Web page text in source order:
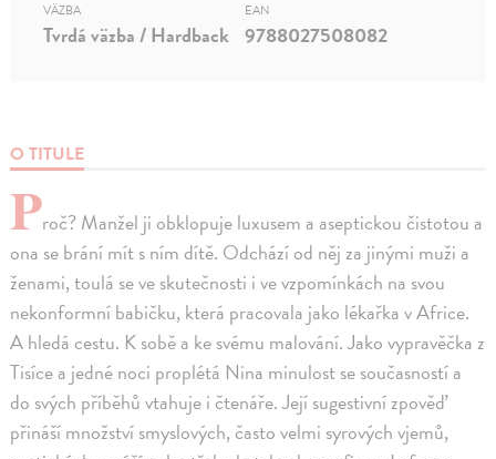
O TITULE
Proč? Manžel ji obklopuje luxusem a aseptickou čistotou a
ona se brání mít s ním dítě. Odchází od něj za jinými muži a
ženami, toulá se ve skutečnosti i ve vzpomínkách na svou
nekonformní babičku, která pracovala jako lékařka v Africe.
A hledá cestu. K sobě a ke svému malování. Jako vypravěčka z
Tisíce a jedné noci proplétá Nina minulost se současností a
do svých příběhů vtahuje i čtenáře. Její sugestivní zpověď
přináší množství smyslových, často velmi syrových vjemů,
VÄZBA
Tvrdá väzba / Hardback
EAN
9788027508082